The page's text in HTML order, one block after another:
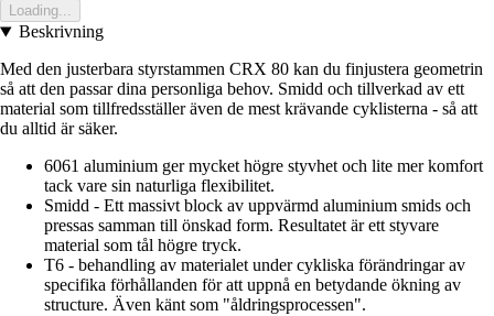
Loading...
Beskrivning
Med den justerbara styrstammen CRX 80 kan du finjustera geometrin
så att den passar dina personliga behov. Smidd och tillverkad av ett
material som tillfredsställer även de mest krävande cyklisterna - så att
du alltid är säker.
6061 aluminium ger mycket högre styvhet och lite mer komfort
tack vare sin naturliga flexibilitet.
Smidd - Ett massivt block av uppvärmd aluminium smids och
pressas samman till önskad form. Resultatet är ett styvare
material som tål högre tryck.
T6 - behandling av materialet under cykliska förändringar av
specifika förhållanden för att uppnå en betydande ökning av
structure. Även känt som "åldringsprocessen".